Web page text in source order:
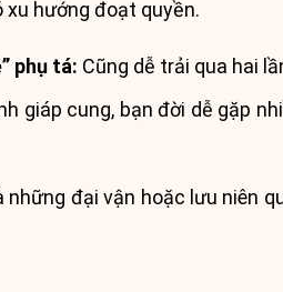
hướng đoạt quyền.
phụ tá: Cũng dễ trải qua hai
giáp cung, bạn đời dễ gặp
những đại vận hoặc lưu niên